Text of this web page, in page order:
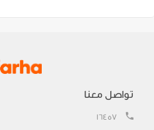
تواصل معنا
16457